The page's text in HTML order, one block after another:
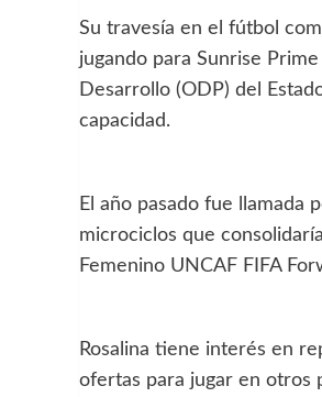
Su travesía en el fútbol
jugando para Sunrise
Desarrollo (ODP) del
capacidad.
El año pasado fue llamada
microciclos que
Femenino UNCAF FIFA
Rosalina tiene interés en
ofertas para jugar en otros